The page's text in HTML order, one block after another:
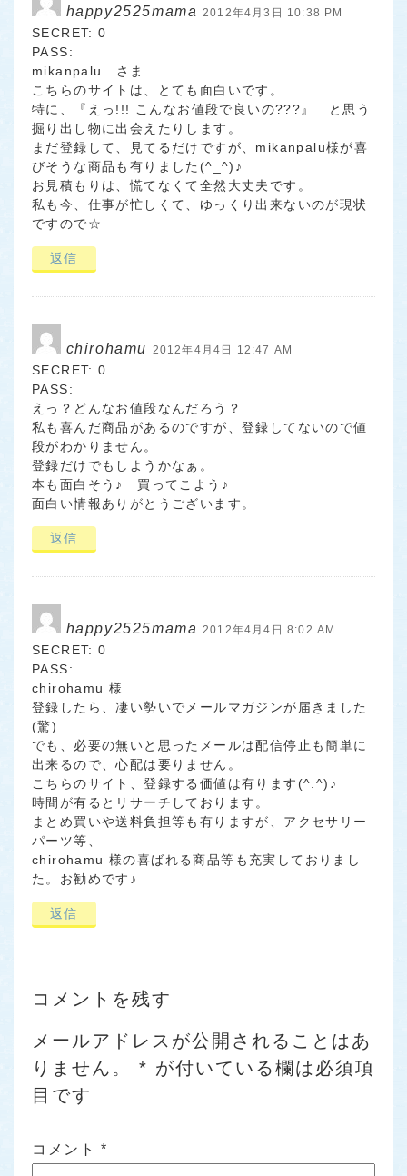
happy2525mama 2012年4月3日 10:38 PM
SECRET: 0
PASS:
mikanpalu さま
こちらのサイトは、とても面白いです。
特に、『えっ!!! こんなお値段で良いの???』 と思う
掘り出し物に出会えたりします。
まだ登録して、見てるだけですが、mikanpalu様が喜
びそうな商品も有りました(^_^)♪
お見積もりは、慌てなくて全然大丈夫です。
私も今、仕事が忙しくて、ゆっくり出来ないのが現状
ですので☆
返信
chirohamu 2012年4月4日 12:47 AM
SECRET: 0
PASS:
えっ？どんなお値段なんだろう？
私も喜んだ商品があるのですが、登録してないので値
段がわかりません。
登録だけでもしようかなぁ。
本も面白そう♪ 買ってこよう♪
面白い情報ありがとうございます。
返信
happy2525mama 2012年4月4日 8:02 AM
SECRET: 0
PASS:
chirohamu 様
登録したら、凄い勢いでメールマガジンが届きました
(驚)
でも、必要の無いと思ったメールは配信停止も簡単に
出来るので、心配は要りません。
こちらのサイト、登録する価値は有ります(^.^)♪
時間が有るとリサーチしております。
まとめ買いや送料負担等も有りますが、アクセサリー
パーツ等、
chirohamu 様の喜ばれる商品等も充実しておりまし
た。お勧めです♪
返信
コメントを残す
メールアドレスが公開されることはあ
りません。
* が付いている欄は必須項
目です
コメント *